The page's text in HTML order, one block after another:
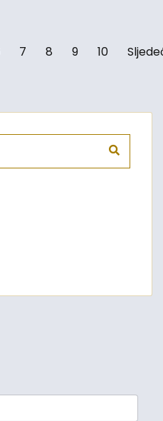
7 8 9 10